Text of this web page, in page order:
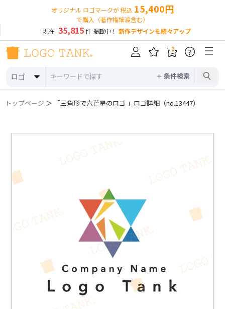
オリジナル ロゴマークが 税込 15,400円
で購入（著作権譲渡含む）
現在 35,815件 掲載中！ 新作デザインを続々アップ
ロゴ ＋ 条件検索
0 ?
トップページ ＞ 「三角形で六芒星のロゴ 」ロゴ詳細（no.13447）